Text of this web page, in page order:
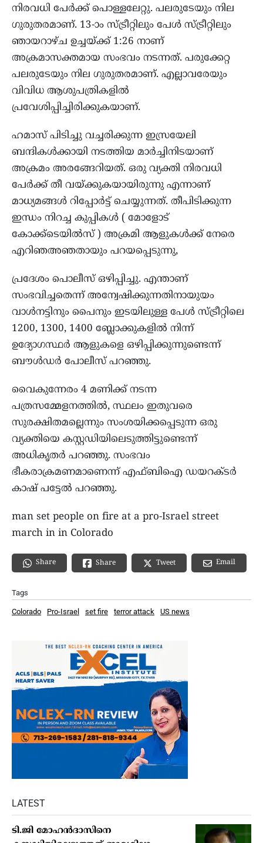
നിരവധി പേർക്ക് പൊള്ളലേറ്റു. പലരുടേയും നില
ഗുരുതരമാണ്. 13-ാം സ്ട്രീറ്റിലും പേൾ സ്ട്രീറ്റിലും
ഞായറാഴ്ച ഉച്ചയ്ക്ക് 1:26 നാണ്
അക്രമാസക്തമായ സംഭവം നടന്നത്. പരുക്കേറ്റ
പലരുടേയും നില ഗുരുതരമാണ്. എല്ലാവരേയും
വിവിധ ആശുപത്രികളിൽ
പ്രവേശിപ്പിച്ചിരിക്കുകയാണ്.
ഹമാസ് പിടിച്ചു വച്ചരിക്കുന്ന ഇസ്രയേലി
ബന്ദികൾക്കായി നടത്തിയ മാർച്ചിനിടയാണ്
അക്രമം അരങ്ങേറിയത്. ഒരു വ്യക്തി നിരവധി
പേർക്ക് തീ വയ്ക്കുകയായിരുന്നു എന്നാണ്
മാധ്യമങ്ങൾ റിപ്പോർട്ട് ചെയ്യുന്നത്. തീപിടിക്കുന്ന
ഇന്ധം നിറച്ച കുപ്പികൾ ( മോളോട്
കോക്ക്ടെയിൽസ് ) അക്രമി ആളുകൾക്ക് നേരെ
എറിഞഅഞതായും പറയപ്പെടുന്നു,
പ്രദേശം പൊലീസ് ഒഴിപ്പിച്ചു. എന്താണ്
സംഭവിച്ചതെന്ന് അന്വേഷിക്കുന്നതിനായുയം
വാൾനട്ടിനും പൈനും ഇടയിലുള്ള പേൾ സ്ട്രീറ്റിലെ
1200, 1300, 1400 ബ്ലോക്കുകളിൽ നിന്ന്
ഉദ്യോഗസ്ഥർ ആളുകളെ ഒഴിപ്പിക്കുന്നുണ്ടെന്ന്
ബൗൾഡർ പോലീസ് പറഞ്ഞു.
വൈകുന്നേരം 4 മണിക്ക് നടന്ന
പത്രസമ്മേളനത്തിൽ, സ്ഥലം ഇതുവരെ
സുരക്ഷിതമല്ലെന്നും സംശയിക്കപ്പെടുന്ന ഒരു
വ്യക്തിയെ കസ്റ്റഡിയിലെടുത്തിട്ടുണ്ടെന്ന്
അധികൃതർ പറഞ്ഞു. സംഭവം
ഭീകരാക്രമണമാണെന്ന് എഫ്ബിഐ ഡയറക്ടർ
കാഷ് പട്ടേൽ പറഞ്ഞു.
man set people on fire at a pro-Israel street
march in in Colorado
Share Share Tweet Email
Tags
Colorado Pro-Israel set fire terror attack US news
LATEST
ടി.ജി മോഹന്‍ദാസിനെ